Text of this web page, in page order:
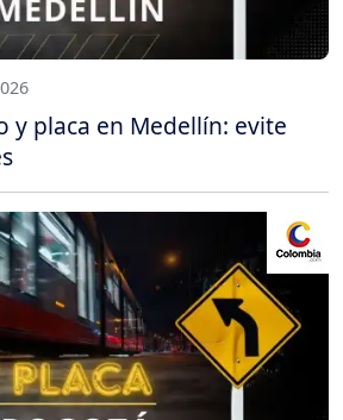
y placa en Medellín: evite